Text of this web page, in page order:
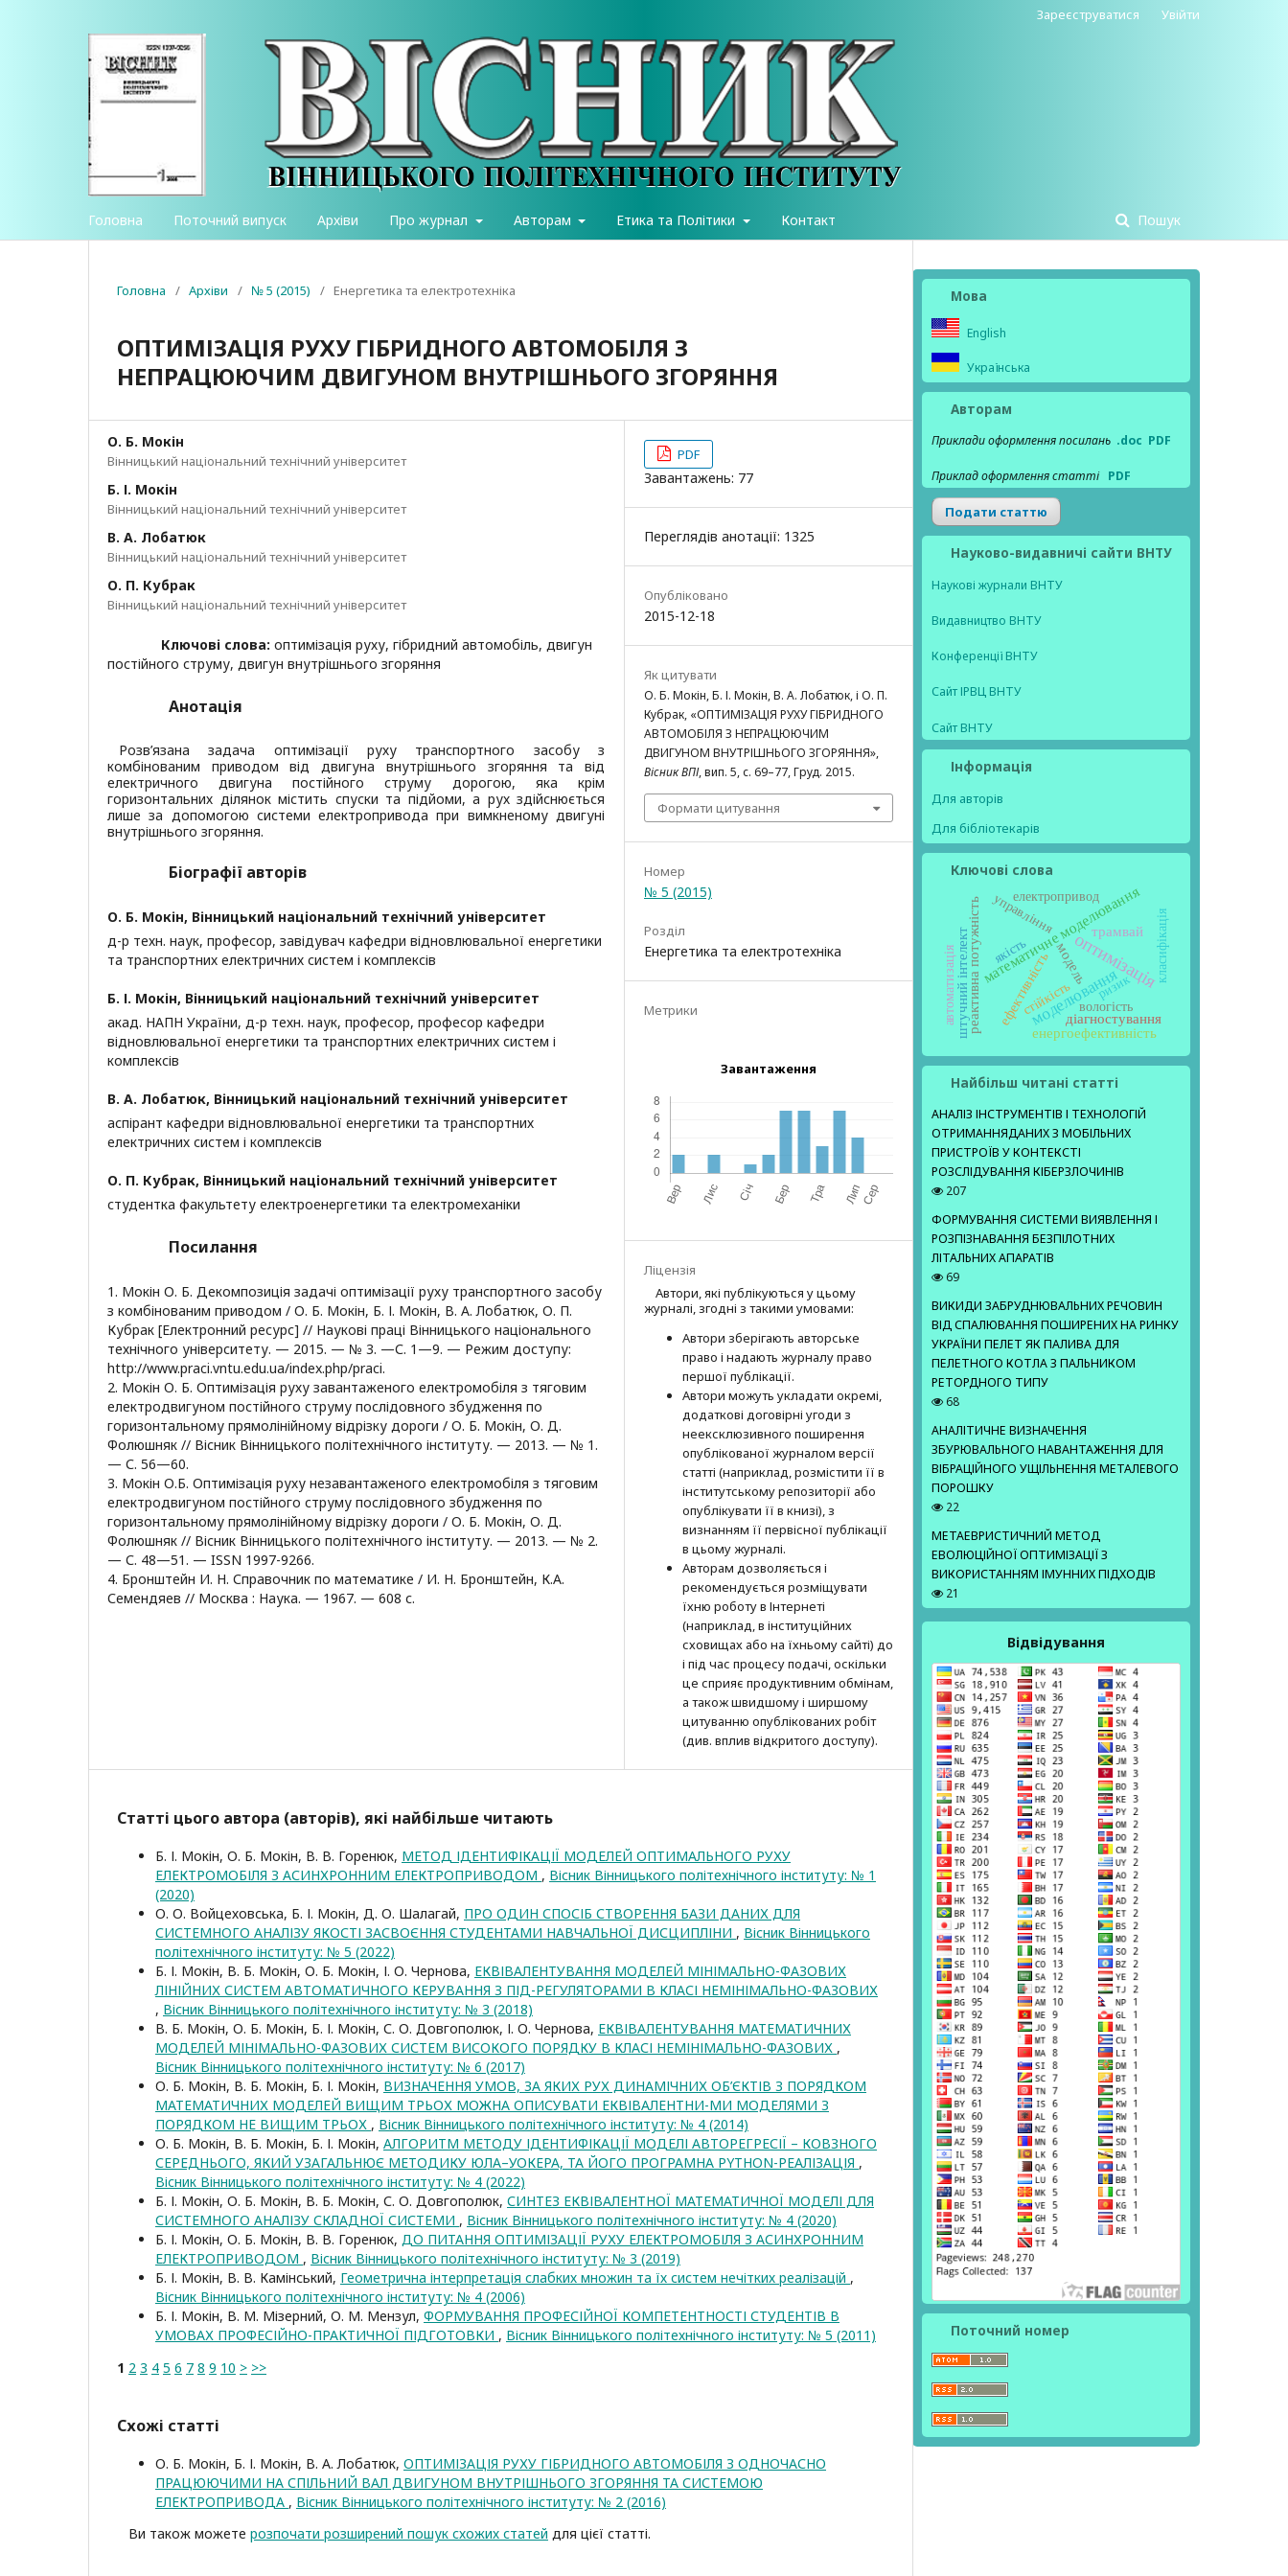
Головна Поточний випуск Архіви Про журнал Авторам Етика та Політики Контакт Пошук
Зареєструватися Увійти
Головна / Архіви / № 5 (2015) / Енергетика та електротехніка
ОПТИМІЗАЦІЯ РУХУ ГІБРИДНОГО АВТОМОБІЛЯ З
НЕПРАЦЮЮЧИМ ДВИГУНОМ ВНУТРІШНЬОГО ЗГОРЯННЯ
О. Б. Мокін
Вінницький національний технічний університет
Б. І. Мокін
Вінницький національний технічний університет
В. А. Лобатюк
Вінницький національний технічний університет
О. П. Кубрак
Вінницький національний технічний університет
Ключові слова: оптимізація руху, гібридний автомобіль, двигун
постійного струму, двигун внутрішнього згоряння
Анотація
Розв’язана задача оптимізації руху транспортного засобу з
комбінованим приводом від двигуна внутрішнього згоряння та від
електричного двигуна постійного струму дорогою, яка крім
горизонтальних ділянок містить спуски та підйоми, а рух здійснюється
лише за допомогою системи електропривода при вимкненому двигуні
внутрішнього згоряння.
Біографії авторів
О. Б. Мокін, Вінницький національний технічний університет
д-р техн. наук, професор, завідувач кафедри відновлювальної енергетики
та транспортних електричних систем і комплексів
Б. І. Мокін, Вінницький національний технічний університет
акад. НАПН України, д-р техн. наук, професор, професор кафедри
відновлювальної енергетики та транспортних електричних систем і
комплексів
В. А. Лобатюк, Вінницький національний технічний університет
аспірант кафедри відновлювальної енергетики та транспортних
електричних систем і комплексів
О. П. Кубрак, Вінницький національний технічний університет
студентка факультету електроенергетики та електромеханіки
Посилання
1. Мокін О. Б. Декомпозиція задачі оптимізації руху транспортного засобу
з комбінованим приводом / О. Б. Мокін, Б. І. Мокін, В. А. Лобатюк, О. П.
Кубрак [Електронний ресурс] // Наукові праці Вінницького національного
технічного університету. — 2015. — № 3. —С. 1—9. — Режим доступу:
http://www.рraci.vntu.edu.ua/index.php/praci.
2. Мокін О. Б. Оптимізація руху завантаженого електромобіля з тяговим
електродвигуном постійного струму послідовного збудження по
горизонтальному прямолінійному відрізку дороги / О. Б. Мокін, О. Д.
Фолюшняк // Вісник Вінницького політехнічного інституту. — 2013. — № 1.
— С. 56—60.
3. Мокін О.Б. Оптимізація руху незавантаженого електромобіля з тяговим
електродвигуном постійного струму послідовного збудження по
горизонтальному прямолінійному відрізку дороги / О. Б. Мокін, О. Д.
Фолюшняк // Вісник Вінницького політехнічного інституту. — 2013. — № 2.
— С. 48—51. — ISSN 1997-9266.
4. Бронштейн И. Н. Справочник по математике / И. Н. Бронштейн, К.А.
Семендяев // Москва : Наука. — 1967. — 608 с.
PDF
Завантажень: 77
Переглядів анотації: 1325
Опубліковано
2015-12-18
Як цитувати
О. Б. Мокін, Б. І. Мокін, В. А. Лобатюк, і О. П.
Кубрак, «ОПТИМІЗАЦІЯ РУХУ ГІБРИДНОГО
АВТОМОБІЛЯ З НЕПРАЦЮЮЧИМ
ДВИГУНОМ ВНУТРІШНЬОГО ЗГОРЯННЯ»,
Вісник ВПІ, вип. 5, с. 69–77, Груд. 2015.
Формати цитування
Номер
№ 5 (2015)
Розділ
Енергетика та електротехніка
Метрики
Завантаження
Ліцензія
Автори, які публікуються у цьому
журналі, згодні з такими умовами:
Автори зберігають авторське
право і надають журналу право
першої публі­кації.
Автори можуть укладати окремі,
додат­кові договірні угоди з
неексклюзив­ного поширення
опублікованої журналом версії
статті (наприклад, розмістити її в
інститутському репозиторії або
опубліку­вати її в книзі), з
визнанням її первісної публікації
в цьому журналі.
Авторам дозволяється і
рекомендується розміщувати
їхню роботу в Інтернеті
(наприклад, в інституційних
сховищах або на їхньому сайті) до
і під час процесу подачі, оскільки
це сприяє продуктивним обмінам,
а також швидшому і ширшому
цитуванню опубліко­ва­них робіт
(див. вплив відкритого доступу).
Статті цього автора (авторів), які найбільше читають
Б. І. Мокін, О. Б. Мокін, В. В. Горенюк, МЕТОД ІДЕНТИФІКАЦІЇ МОДЕЛЕЙ ОПТИМАЛЬНОГО РУХУ
ЕЛЕКТРОМОБІЛЯ З АСИНХРОННИМ ЕЛЕКТРОПРИВОДОМ , Вісник Вінницького політехнічного інституту: № 1
(2020)
О. О. Войцеховська, Б. І. Мокін, Д. О. Шалагай, ПРО ОДИН СПОСІБ СТВОРЕННЯ БАЗИ ДАНИХ ДЛЯ
СИСТЕМНОГО АНАЛІЗУ ЯКОСТІ ЗАСВОЄННЯ СТУДЕНТАМИ НАВЧАЛЬНОЇ ДИСЦИПЛІНИ , Вісник Вінницького
політехнічного інституту: № 5 (2022)
Б. І. Мокін, В. Б. Мокін, О. Б. Мокін, І. О. Чернова, ЕКВІВАЛЕНТУВАННЯ МОДЕЛЕЙ МІНІМАЛЬНО-ФАЗОВИХ
ЛІНІЙНИХ СИСТЕМ АВТОМАТИЧНОГО КЕРУВАННЯ З ПІД-РЕГУЛЯТОРАМИ В КЛАСІ НЕМІНІМАЛЬНО-ФАЗОВИХ
, Вісник Вінницького політехнічного інституту: № 3 (2018)
В. Б. Мокін, О. Б. Мокін, Б. І. Мокін, С. О. Довгополюк, І. О. Чернова, ЕКВІВАЛЕНТУВАННЯ МАТЕМАТИЧНИХ
МОДЕЛЕЙ МІНІМАЛЬНО-ФАЗОВИХ СИСТЕМ ВИСОКОГО ПОРЯДКУ В КЛАСІ НЕМІНІМАЛЬНО-ФАЗОВИХ ,
Вісник Вінницького політехнічного інституту: № 6 (2017)
О. Б. Мокін, В. Б. Мокін, Б. І. Мокін, ВИЗНАЧЕННЯ УМОВ, ЗА ЯКИХ РУХ ДИНАМІЧНИХ ОБ’ЄКТІВ З ПОРЯДКОМ
МАТЕМАТИЧНИХ МОДЕЛЕЙ ВИЩИМ ТРЬОХ МОЖНА ОПИСУВАТИ ЕКВІВАЛЕНТНИ-МИ МОДЕЛЯМИ З
ПОРЯДКОМ НЕ ВИЩИМ ТРЬОХ , Вісник Вінницького політехнічного інституту: № 4 (2014)
О. Б. Мокін, В. Б. Мокін, Б. І. Мокін, АЛГОРИТМ МЕТОДУ ІДЕНТИФІКАЦІЇ МОДЕЛІ АВТОРЕГРЕСІЇ – КОВЗНОГО
СЕРЕДНЬОГО, ЯКИЙ УЗАГАЛЬНЮЄ МЕТОДИКУ ЮЛА–УОКЕРА, ТА ЙОГО ПРОГРАМНА PYTHON-РЕАЛІЗАЦІЯ ,
Вісник Вінницького політехнічного інституту: № 4 (2022)
Б. І. Мокін, О. Б. Мокін, В. Б. Мокін, С. О. Довгополюк, СИНТЕЗ ЕКВІВАЛЕНТНОЇ МАТЕМАТИЧНОЇ МОДЕЛІ ДЛЯ
СИСТЕМНОГО АНАЛІЗУ СКЛАДНОЇ СИСТЕМИ , Вісник Вінницького політехнічного інституту: № 4 (2020)
Б. І. Мокін, О. Б. Мокін, В. В. Горенюк, ДО ПИТАННЯ ОПТИМІЗАЦІЇ РУХУ ЕЛЕКТРОМОБІЛЯ З АСИНХРОННИМ
ЕЛЕКТРОПРИВОДОМ , Вісник Вінницького політехнічного інституту: № 3 (2019)
Б. І. Мокін, В. В. Камінський, Геометрична інтерпретація слабких множин та їх систем нечітких реалізацій ,
Вісник Вінницького політехнічного інституту: № 4 (2006)
Б. І. Мокін, В. М. Мізерний, О. М. Мензул, ФОРМУВАННЯ ПРОФЕСІЙНОЇ КОМПЕТЕНТНОСТІ СТУДЕНТІВ В
УМОВАХ ПРОФЕСІЙНО-ПРАКТИЧНОЇ ПІДГОТОВКИ , Вісник Вінницького політехнічного інституту: № 5 (2011)
1 2 3 4 5 6 7 8 9 10 > >>
Схожі статті
О. Б. Мокін, Б. І. Мокін, В. А. Лобатюк, ОПТИМІЗАЦІЯ РУХУ ГІБРИДНОГО АВТОМОБІЛЯ З ОДНОЧАСНО
ПРАЦЮЮЧИМИ НА СПІЛЬНИЙ ВАЛ ДВИГУНОМ ВНУТРІШНЬОГО ЗГОРЯННЯ ТА СИСТЕМОЮ
ЕЛЕКТРОПРИВОДА , Вісник Вінницького політехнічного інституту: № 2 (2016)
Ви також можете розпочати розширений пошук схожих статей для цієї статті.
Мова
English
Українська
Авторам
Приклади оформлення посилань .doc PDF
Приклад оформлення статті PDF
Подати статтю
Науково-видавничі сайти ВНТУ
Наукові журнали ВНТУ
Видавництво ВНТУ
Конференції ВНТУ
Сайт ІРВЦ ВНТУ
Сайт ВНТУ
Інформація
Для авторів
Для бібліотекарів
Ключові слова
оптимізація
моделювання
математичне моделювання
реактивна потужністьефективністьмодель
штучний інтелект енергоефективність
діагностування
трамвай
вологість
ризик
управління
електропривод
стійкість
якість класифікація
автоматизація
Найбільш читані статті
АНАЛІЗ ІНСТРУМЕНТІВ І ТЕХНОЛОГІЙ
ОТРИМАННЯДАНИХ З МОБІЛЬНИХ
ПРИСТРОЇВ У КОНТЕКСТІ
РОЗСЛІДУВАННЯ КІБЕРЗЛОЧИНІВ
207
ФОРМУВАННЯ СИСТЕМИ ВИЯВЛЕННЯ І
РОЗПІЗНАВАННЯ БЕЗПІЛОТНИХ
ЛІТАЛЬНИХ АПАРАТІВ
69
ВИКИДИ ЗАБРУДНЮВАЛЬНИХ РЕЧОВИН
ВІД СПАЛЮВАННЯ ПОШИРЕНИХ НА РИНКУ
УКРАЇНИ ПЕЛЕТ ЯК ПАЛИВА ДЛЯ
ПЕЛЕТНОГО КОТЛА З ПАЛЬНИКОМ
РЕТОРДНОГО ТИПУ
68
АНАЛІТИЧНЕ ВИЗНАЧЕННЯ
ЗБУРЮВАЛЬНОГО НАВАНТАЖЕННЯ ДЛЯ
ВІБРАЦІЙНОГО УЩІЛЬНЕННЯ МЕТАЛЕВОГО
ПОРОШКУ
22
МЕТАЕВРИСТИЧНИЙ МЕТОД
ЕВОЛЮЦІЙНОЇ ОПТИМІЗАЦІЇ З
ВИКОРИСТАННЯМ ІМУННИХ ПІДХОДІВ
21
Відвідування
Поточний номер